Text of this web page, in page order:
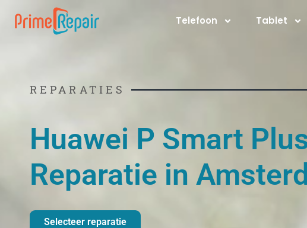
naar
Telefoon Tablet
REPARATIES
Huawei P Smart
Reparatie in
Selecteer reparatie